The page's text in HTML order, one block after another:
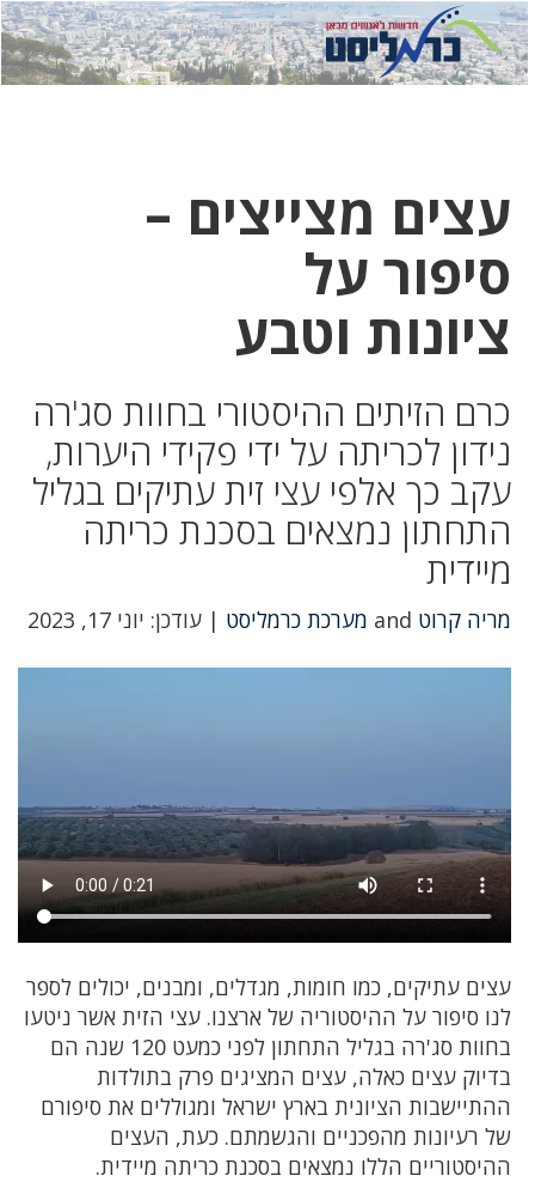
לחץ
כאן
לחץ
כדי
עצים מצייצים –
סיפור על
ציונות וטבע
כרם הזיתים ההיסטורי בחוות סג'רה
נידון לכריתה על ידי פקידי היערות,
עקב כך אלפי עצי זית עתיקים בגליל
התחתון נמצאים בסכנת כריתה
מיידית
מריה קרוט מערכת כרמליסט | עודכן: יוני 17, 2023
עצים עתיקים, כמו חומות, מגדלים, ומבנים, יכולים לספר
לנו סיפור על ההיסטוריה של ארצנו. עצי הזית אשר ניטעו
בחוות סג'רה בגליל התחתון לפני כמעט 120 שנה הם
בדיוק עצים כאלה, עצים המציגים פרק בתולדות
ההתיישבות הציונית בארץ ישראל ומגוללים את סיפורם
של רעיונות מהפכניים והגשמתם. כעת, העצים
ההיסטוריים הללו נמצאים בסכנת כריתה מיידית.